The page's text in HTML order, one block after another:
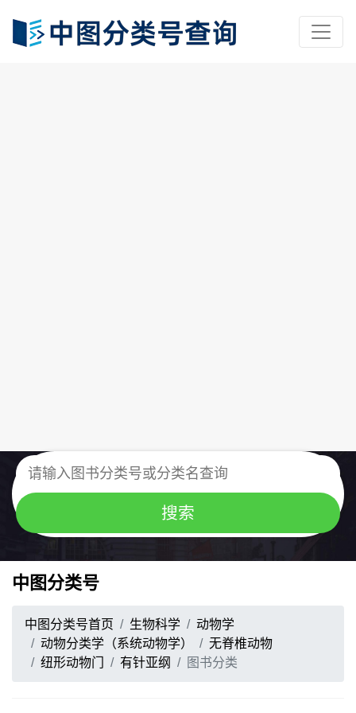
中图分类号
中图分类号首页 生物科学
动物学
动物分类学（系统动物学）
无脊椎动物
纽形动物门
有针亚纲 图书分类